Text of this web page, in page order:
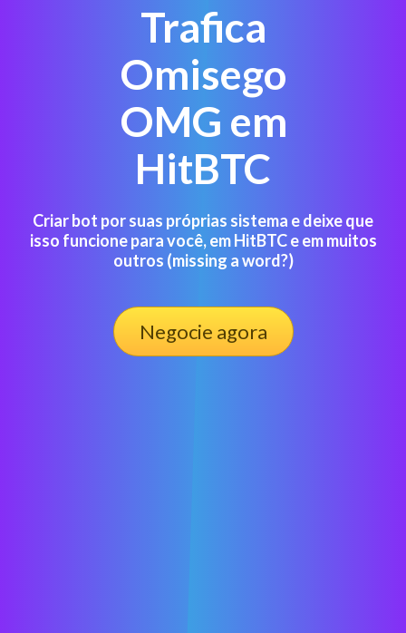
Trafica
Omisego
OMG em
HitBTC
Criar bot por suas próprias sistema e deixe que
isso funcione para você, em HitBTC e em muitos
outros (missing a word?)
Negocie agora